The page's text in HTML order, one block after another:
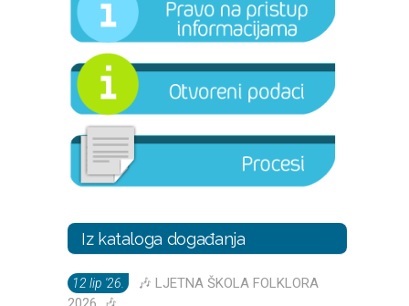
Iz kataloga događanja
12 lip '26.
🎶 LJETNA ŠKOLA FOLKLORA